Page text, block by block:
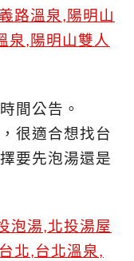
間公告。
很適合想找台
要先泡湯還是